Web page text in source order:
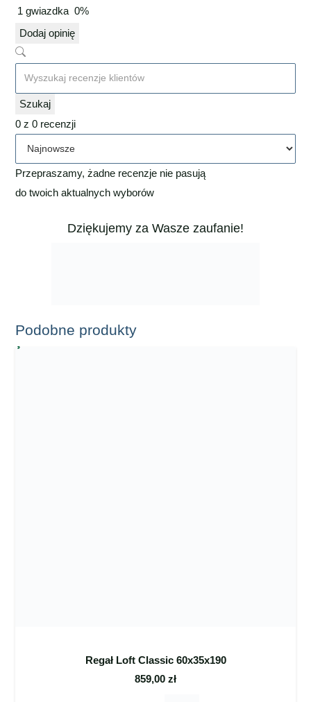
1 gwiazdka 0%
Dodaj opinię
Szukaj
0 z 0 recenzji
Przepraszamy, żadne recenzje nie pasują
do twoich aktualnych wyborów
Dziękujemy za Wasze zaufanie!
Podobne produkty
Regał Loft Classic 60x35x190
859,00 zł